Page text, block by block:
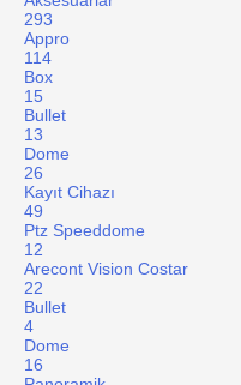
293
Appro
114
Box
15
Bullet
13
Dome
26
Kayıt Cihazı
49
Ptz Speeddome
12
Arecont Vision Costar
22
Bullet
4
Dome
16